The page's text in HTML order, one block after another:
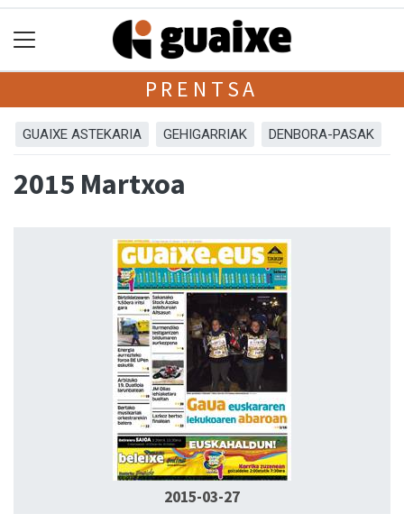
PRENTSA
GUAIXE ASTEKARIA GEHIGARRIAK DENBORA-PASAK
2015 Martxoa
2015-03-27